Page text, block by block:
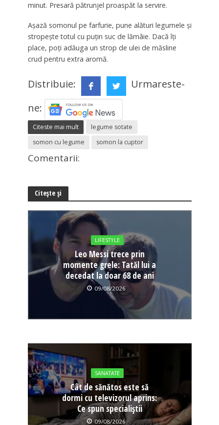
minut. Presară pătrunjel proaspăt la servire.
Așază somonul pe farfurie, pune alături legumele și
stropește totul cu puțin suc de lămâie. Dacă îți
place, poți adăuga un strop de ulei de măsline
crud pentru extra aromă.
Distribuie:
Urmareste-
ne:
Citeste mai mult
legume sotate
somon cu legume
somon la cuptor
Comentarii:
Citește și
LIFESTYLE
Leo Messi trece prin
momente grele: Tatăl lui a
decedat la doar 68 de ani
09/08/2026
SANATATE
Cât de sănătos este să
dormi cu televizorul aprins:
Ce spun specialiștii
09/08/2026